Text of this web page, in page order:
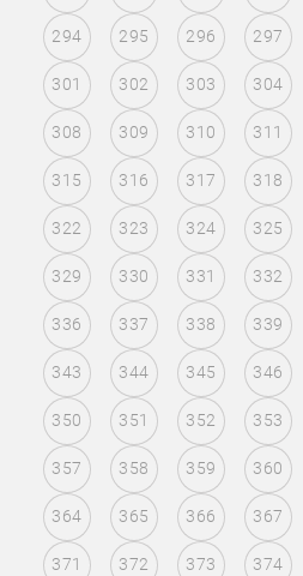
294 295 296 297
301 302 303 304
308 309 310 311
315 316 317 318
322 323 324 325
329 330 331 332
336 337 338 339
343 344 345 346
350 351 352 353
357 358 359 360
364 365 366 367
371 372 373 374